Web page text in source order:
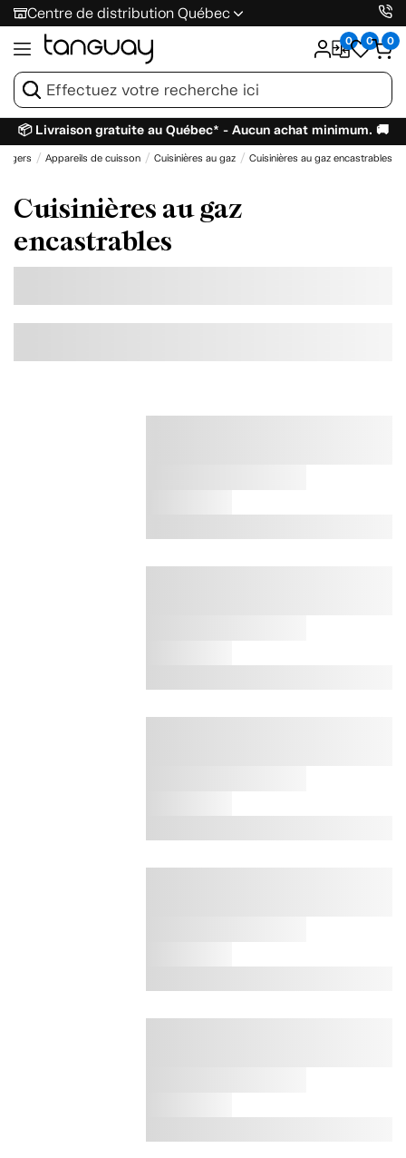
Centre de distribution Québec
0 0 0
📦 Livraison gratuite au Québec* - Aucun achat minimum. 🚚
Appareils de cuisson Cuisinières au gaz Cuisinières au gaz encastrables
Cuisinières au gaz
encastrables